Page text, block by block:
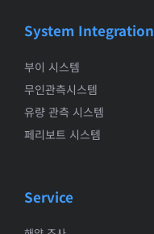
System Integration
부이 시스템
무인관측시스템
유량 관측 시스템
페리보트 시스템
Service